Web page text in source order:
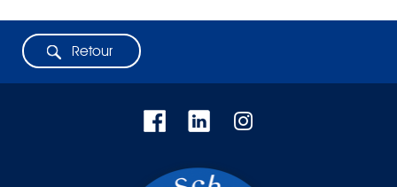
Retour